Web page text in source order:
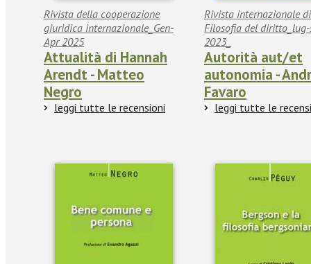
Rivista della cooperazione
giuridica internazionale_Gen-
Apr 2025
Attualità di Hannah
Arendt - Matteo
Negro
leggi tutte le recensioni
Rivista internazionale di
Filosofia del
2023_
Autorità aut/et
autonomia -
Favaro
leggi tutte le